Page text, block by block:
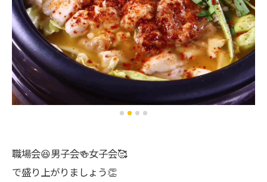
職場会😆男子会🍻女子会🥰
で盛り上がりましょう👏